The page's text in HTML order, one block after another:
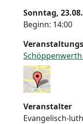
Sonntag,
Beginn: 14:00
Veranstalter
Evangelisch-